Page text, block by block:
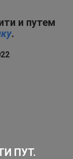
и путем
.
ПУТ.